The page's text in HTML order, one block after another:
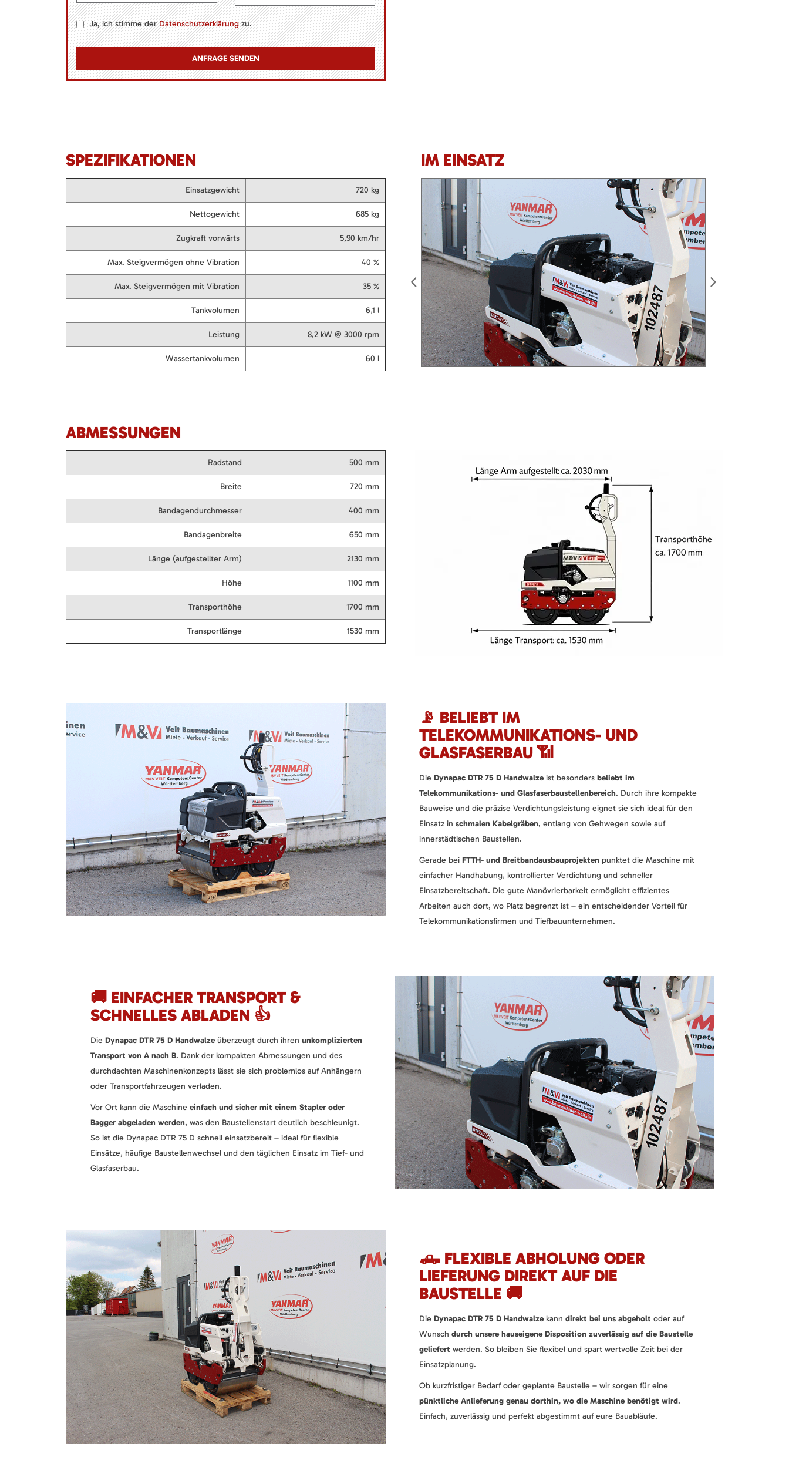
Ja, ich stimme derDatenschutzerklärungzu.
SPEZIFIKATIONEN
Einsatzgewicht 720 kg
Nettogewicht 685 kg
Zugkraft vorwärts 5,90 km/hr
Max. Steigvermögen ohne Vibration 40 %
Max. Steigvermögen mit Vibration 35 %
Tankvolumen 6,1 l
Leistung 8,2 kW @ 3000 rpm
Wassertankvolumen 60 l
IM EINSATZ
ABMESSUNGEN
Radstand 500 mm
Breite 720 mm
Bandagendurchmesser 400 mm
Bandagenbreite 650 mm
Länge (aufgestellter Arm) 2130 mm
Höhe 1100 mm
Transporthöhe 1700 mm
Transportlänge 1530 mm
📡 BELIEBT IM
TELEKOMMUNIKATIONS- UND
GLASFASERBAU 📶
Die Dynapac DTR 75 D Handwalzeist besonders beliebt im
Telekommunikations- und Glasfaserbaustellenbereich. Durch ihre kompakte
Bauweise und die präzise Verdichtungsleistung eignet sie sich ideal für den
Einsatz in schmalen Kabelgräben, entlang von Gehwegen sowie auf
innerstädtischen Baustellen.
Gerade bei FTTH- und Breitbandausbauprojekten punktet die Maschine mit
einfacher Handhabung, kontrollierter Verdichtung und schneller
Einsatzbereitschaft. Die gute Manövrierbarkeit ermöglicht effizientes
Arbeiten auch dort, wo Platz begrenzt ist – ein entscheidender Vorteil für
Telekommunikationsfirmen und Tiefbauunternehmen.
🚚 EINFACHER TRANSPORT &
SCHNELLES ABLADEN 👍
Die Dynapac DTR 75 D Handwalzeüberzeugt durch ihren unkomplizierten
Transport von A nach B. Dank der kompakten Abmessungen und des
durchdachten Maschinenkonzepts lässt sie sich problemlos auf Anhängern
oder Transportfahrzeugen verladen.
Vor Ort kann die Maschine einfach und sicher mit einem Stapler oder
Bagger abgeladen werden, was den Baustellenstart deutlich beschleunigt.
So ist die Dynapac DTR 75 D schnell einsatzbereit – ideal für flexible
Einsätze, häufige Baustellenwechsel und den täglichen Einsatz im Tief- und
Glasfaserbau.
🛻 FLEXIBLE ABHOLUNG ODER
LIEFERUNG DIREKT AUF DIE
BAUSTELLE 🚚
Die Dynapac DTR 75 D Handwalzekann direkt bei uns abgeholt oder auf
Wunsch durch unsere hauseigene Disposition zuverlässig auf die Baustelle
geliefert werden. So bleiben Sie flexibel und spart wertvolle Zeit bei der
Einsatzplanung.
Ob kurzfristiger Bedarf oder geplante Baustelle – wir sorgen für eine
pünktliche Anlieferung genau dorthin, wo die Maschine benötigt wird.
Einfach, zuverlässig und perfekt abgestimmt auf eure Bauabläufe.